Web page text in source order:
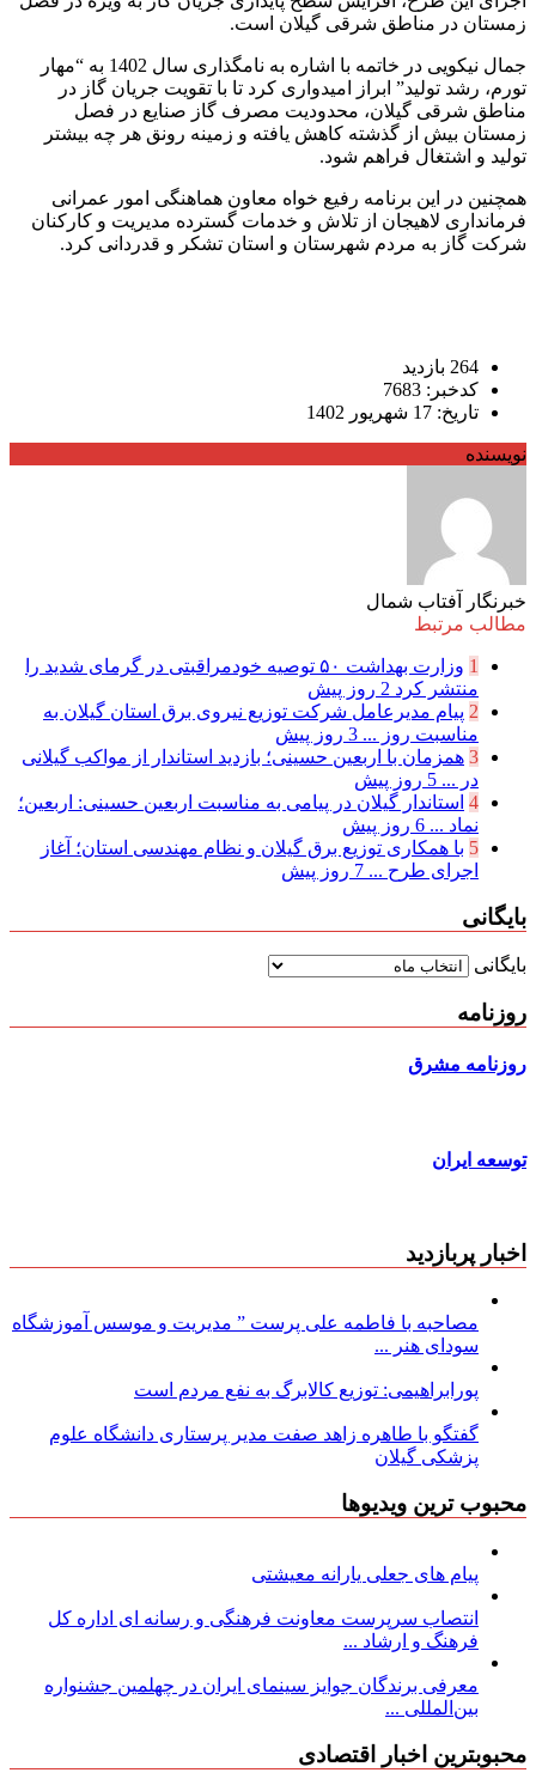
زمستان در مناطق شرقی گیلان است.
جمال نیکویی در خاتمه با اشاره به نامگذاری سال 1402 به “مهار
تورم، رشد تولید” ابراز امیدواری کرد تا با تقویت جریان گاز در
مناطق شرقی گیلان، محدودیت مصرف گاز صنایع در فصل
زمستان بیش از گذشته کاهش یافته و زمینه رونق هر چه بیشتر
تولید و اشتغال فراهم شود.
همچنین در این برنامه رفیع خواه معاون هماهنگی امور عمرانی
فرمانداری لاهیجان از تلاش و خدمات گسترده مدیریت و کارکنان
شرکت گاز به مردم شهرستان و استان تشکر و قدردانی کرد.
264 بازدید
کدخبر: 7683
تاریخ: 17 شهریور 1402
نویسنده
خبرنگار آفتاب شمال
مطالب مرتبط
1
وزارت بهداشت ۵۰ توصیه خودمراقبتی در گرمای شدید را
منتشر کرد 2 روز پیش
2 پیام مدیرعامل شركت توزیع نیروی برق استان گیلان به
مناسبت روز ... 3 روز پیش
3 همزمان با اربعین حسینی؛ بازدید استاندار از مواکب گیلانی
در ... 5 روز پیش
4 استاندار گیلان در پیامی به مناسبت اربعین حسینی: اربعین؛
نماد ... 6 روز پیش
5 با همکاری توزیع برق گیلان و نظام مهندسی استان؛ آغاز
اجرای طرح ... 7 روز پیش
بایگانی
بایگانی
روزنامه
روزنامه مشرق
توسعه ایران
اخبار پربازدید
مصاحبه با فاطمه علی پرست ” مدیریت و موسس آموزشگاه
سودای هنر ...
پورابراهیمی: توزیع کالابرگ به نفع مردم است
گفتگو با طاهره زاهد صفت مدیر پرستاری دانشگاه علوم
پزشکی گیلان
محبوب ترین ویدیوها
پیام های جعلی یارانه معیشتی
انتصاب سرپرست معاونت فرهنگی و رسانه ای اداره کل
فرهنگ و ارشاد ...
معرفی برندگان جوایز سینمای ایران در چهلمین جشنواره
بین‌المللی ...
محبوبترین اخبار اقتصادی